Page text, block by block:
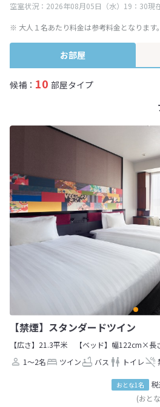
空室状況：2026年08月05日（水）19：30現
※ 大人１名あたり料金は参考料金となります。
お部屋
候補： 10 部屋タイプ
【禁煙】スタンダードツイン
【広さ】21.3平米
【ベッド】幅122cm×長
1～2名
ツイン バス トイレ
おとな1名
(おと